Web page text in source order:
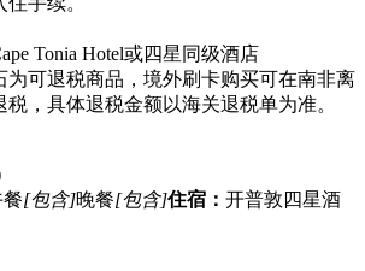
Tonia Hotel或四星同级酒店
为可退税商品，境外刷卡购买可在南非离
，具体退税金额以海关退税单为准。
[包含]晚餐[包含]住宿： 开普敦四星酒